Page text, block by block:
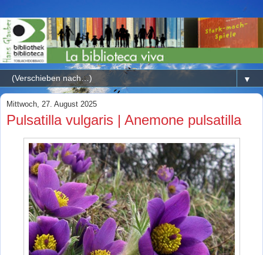
▼
Mittwoch, 27. August 2025
Pulsatilla vulgaris | Anemone pulsatilla